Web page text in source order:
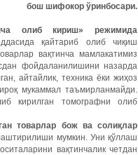
бош шифокор ўринбосари.
олиб кириш» режимида
қайтариб олиб чиқиш
вақтинча мамлакатимиз
фойдаланилишини назарда
айтайлик, техника ёки жиҳоз
мукаммал таъмирланмайди.
кирилган томографни олиб
товарлар бож ва солиқлар
мумкин. Уни қўллаш
вақтинчалик четдан